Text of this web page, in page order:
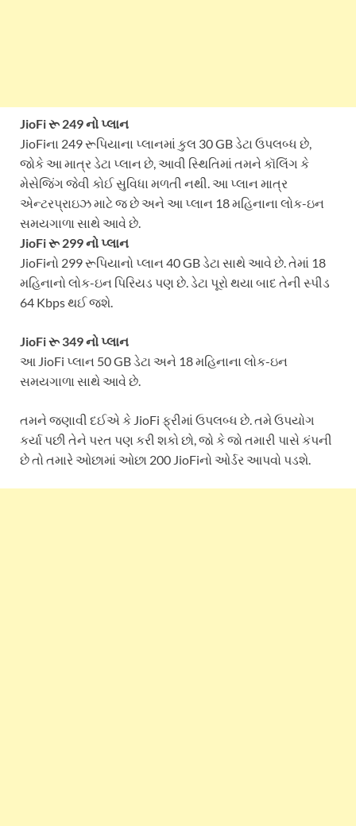
JioFi રૂ 249 નો પ્લાન
JioFiના 249 રૂપિયાના પ્લાનમાં કુલ 30 GB ડેટા ઉપલબ્ધ છે,
જોકે આ માત્ર ડેટા પ્લાન છે, આવી સ્થિતિમાં તમને કૉલિંગ કે
મેસેજિંગ જેવી કોઈ સુવિધા મળતી નથી. આ પ્લાન માત્ર
એન્ટરપ્રાઇઝ માટે જ છે અને આ પ્લાન 18 મહિનાના લોક-ઇન
સમયગાળા સાથે આવે છે.
JioFi રૂ 299 નો પ્લાન
JioFiનો 299 રૂપિયાનો પ્લાન 40 GB ડેટા સાથે આવે છે. તેમાં 18
મહિનાનો લોક-ઇન પિરિયડ પણ છે. ડેટા પૂરો થયા બાદ તેની સ્પીડ
64 Kbps થઈ જશે.
JioFi રૂ 349 નો પ્લાન
આ JioFi પ્લાન 50 GB ડેટા અને 18 મહિનાના લોક-ઇન
સમયગાળા સાથે આવે છે.
તમને જણાવી દઈએ કે JioFi ફ્રીમાં ઉપલબ્ધ છે. તમે ઉપયોગ
કર્યા પછી તેને પરત પણ કરી શકો છો, જો કે જો તમારી પાસે કંપની
છે તો તમારે ઓછામાં ઓછા 200 JioFiનો ઓર્ડર આપવો પડશે.